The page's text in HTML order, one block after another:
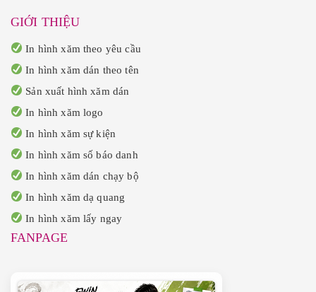
GIỚI THIỆU
In hình xăm theo yêu cầu
In hình xăm dán theo tên
Sản xuất hình xăm dán
In hình xăm logo
In hình xăm sự kiện
In hình xăm số báo danh
In hình xăm dán chạy bộ
In hình xăm dạ quang
In hình xăm lấy ngay
FANPAGE